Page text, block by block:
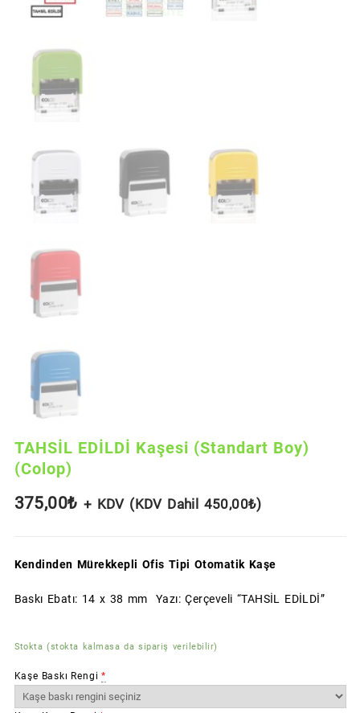
TAHSİL EDİLDİ Kaşesi (Standart Boy)
(Colop)
375,00₺ + KDV (KDV Dahil 450,00₺)
Kendinden Mürekkepli Ofis Tipi Otomatik Kaşe
Baskı Ebatı: 14 x 38 mm Yazı: Çerçeveli “TAHSİL EDİLDİ”
Stokta (stokta kalmasa da sipariş verilebilir)
Kaşe Baskı Rengi *